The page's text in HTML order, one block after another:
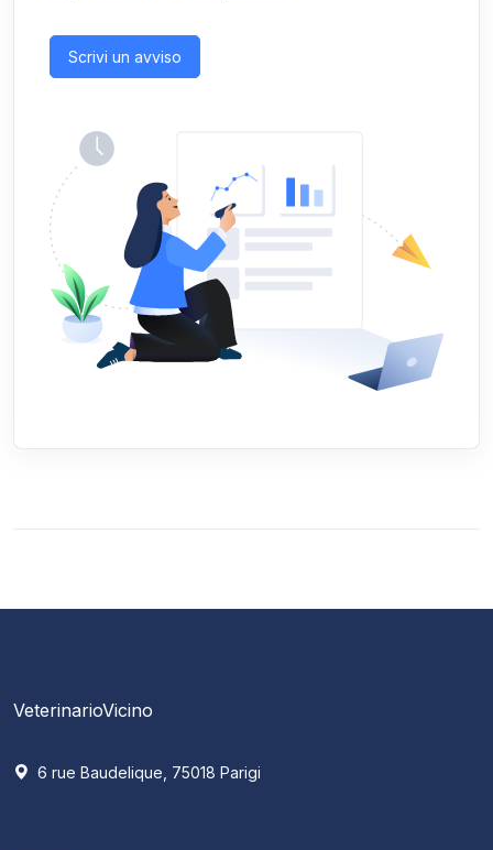
Scrivi un avviso
VeterinarioVicino
6 rue Baudelique, 75018 Parigi